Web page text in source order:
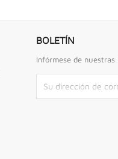
BOLETÍN
Infórmese de